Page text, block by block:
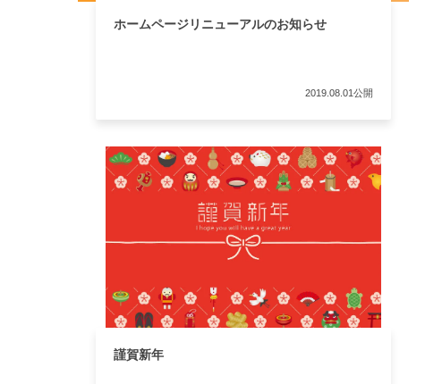
ホームページリニューアルのお知らせ
2019.08.01公開
謹賀新年